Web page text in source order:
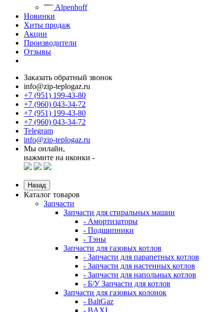
Alpenhoff
Новинки
Хиты продаж
Акции
Производители
Отзывы
Заказать обратный звонок
info@zip-teplogaz.ru
+7 (951) 199-43-80
+7 (960) 043-34-72
+7 (951) 199-43-80
+7 (960) 043-34-72
Telegram
info@zip-teplogaz.ru
Мы онлайн,
нажмите на иконки -
Назад
Каталог товаров
Запчасти
Запчасти для стиральных машин
- Амортизаторы
- Подшипники
- Тэны
Запчасти для газовых котлов
- Запчасти для парапетных котлов
- Запчасти для настенных котлов
- Запчасти для напольных котлов
- Б/У Запчасти для котлов
Запчасти для газовых колонок
- BaltGaz
- BAXI